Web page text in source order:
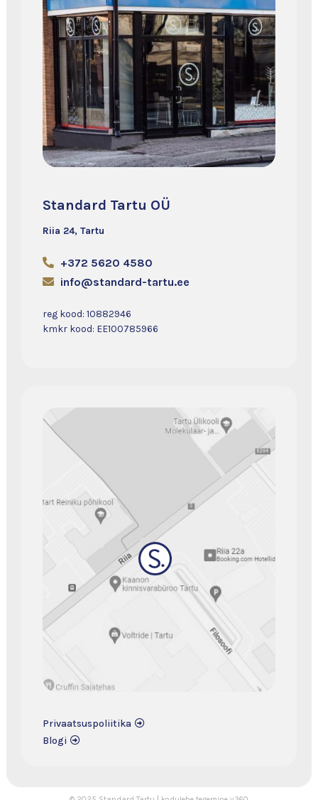
Standard Tartu OÜ
Riia 24, Tartu
+372 5620 4580
info@standard-tartu.ee
reg kood: 10882946
kmkr kood: EE100785966
Privaatsuspoliitika
Blogi